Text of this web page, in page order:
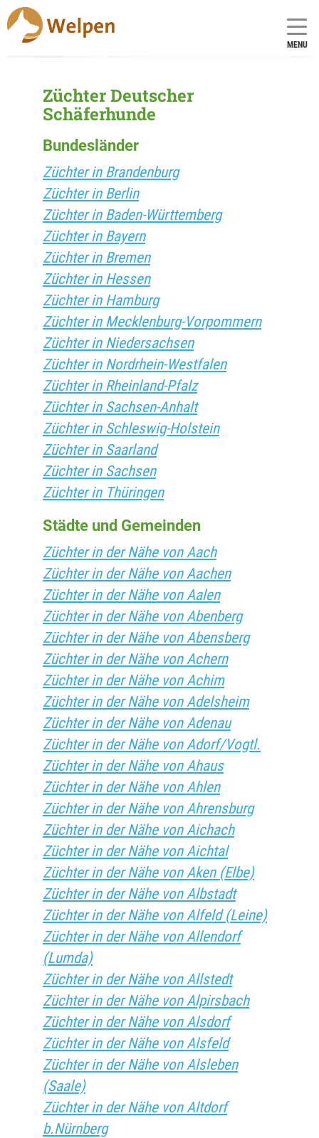
MENU
Züchter Deutscher
Schäferhunde
Bundesländer
Züchter in Brandenburg
Züchter in Berlin
Züchter in Baden-Württemberg
Züchter in Bayern
Züchter in Bremen
Züchter in Hessen
Züchter in Hamburg
Züchter in Mecklenburg-Vorpommern
Züchter in Niedersachsen
Züchter in Nordrhein-Westfalen
Züchter in Rheinland-Pfalz
Züchter in Sachsen-Anhalt
Züchter in Schleswig-Holstein
Züchter in Saarland
Züchter in Sachsen
Züchter in Thüringen
Städte und Gemeinden
Züchter in der Nähe von Aach
Züchter in der Nähe von Aachen
Züchter in der Nähe von Aalen
Züchter in der Nähe von Abenberg
Züchter in der Nähe von Abensberg
Züchter in der Nähe von Achern
Züchter in der Nähe von Achim
Züchter in der Nähe von Adelsheim
Züchter in der Nähe von Adenau
Züchter in der Nähe von Adorf/Vogtl.
Züchter in der Nähe von Ahaus
Züchter in der Nähe von Ahlen
Züchter in der Nähe von Ahrensburg
Züchter in der Nähe von Aichach
Züchter in der Nähe von Aichtal
Züchter in der Nähe von Aken (Elbe)
Züchter in der Nähe von Albstadt
Züchter in der Nähe von Alfeld (Leine)
Züchter in der Nähe von Allendorf
(Lumda)
Züchter in der Nähe von Allstedt
Züchter in der Nähe von Alpirsbach
Züchter in der Nähe von Alsdorf
Züchter in der Nähe von Alsfeld
Züchter in der Nähe von Alsleben
(Saale)
Züchter in der Nähe von Altdorf
b.Nürnberg